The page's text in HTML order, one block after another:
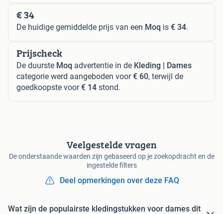
€ 34
De huidige gemiddelde prijs van een Moq is € 34.
Prijscheck
De duurste Moq advertentie in de Kleding | Dames
categorie werd aangeboden voor€ 60, terwijl de
goedkoopste voor€ 14 stond.
Veelgestelde vragen
De onderstaande waarden zijn gebaseerd op je zoekopdracht en de
ingestelde filters
Deel opmerkingen over deze FAQ
Wat zijn de populairste kledingstukken voor dames dit